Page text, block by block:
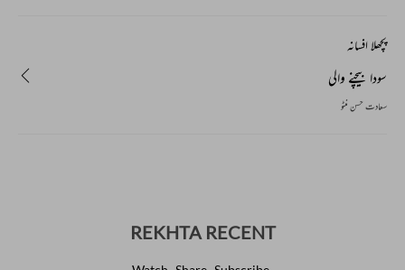
پچھلا افسانہ
سودا بیچنے والی
سعادت حسن منٹو
REKHTA RECENT